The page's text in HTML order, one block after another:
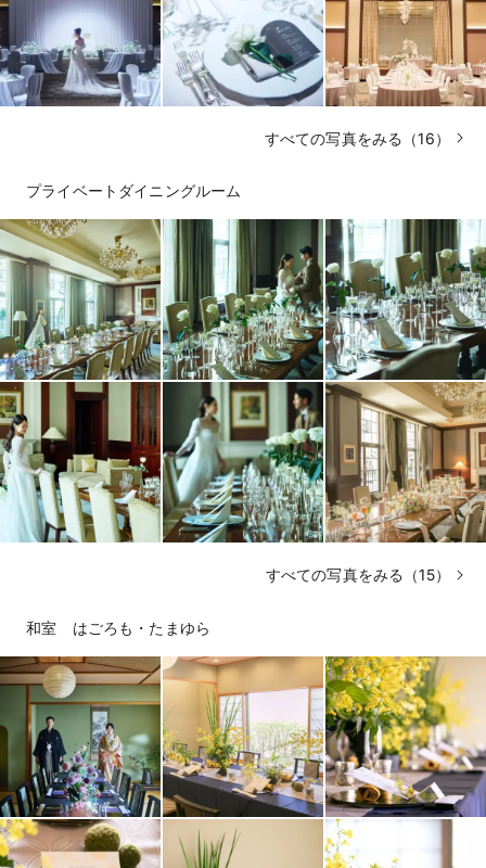
すべての写真をみる（16）
プライベートダイニングルーム
すべての写真をみる（15）
和室 はごろも・たまゆら